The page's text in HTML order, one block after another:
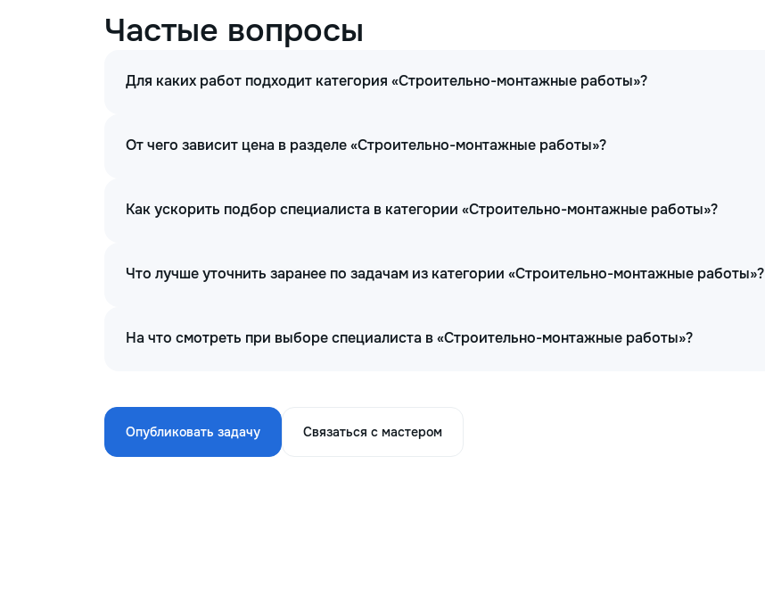
Частые вопросы
Для каких работ подходит категория «Строительно-монтажные работы»?
От чего зависит цена в разделе «Строительно-монтажные работы»?
Как ускорить подбор специалиста в категории «Строительно-монтажные работы»?
Что лучше уточнить заранее по задачам из категории «Строительно-монтажные работы»?
На что смотреть при выборе специалиста в «Строительно-монтажные работы»?
Опубликовать задачу Связаться с мастером